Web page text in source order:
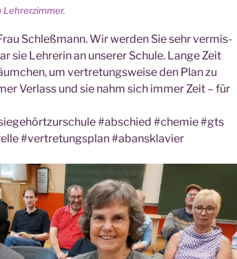
Lehrerzimmer.
Schleß­mann. Wir wer­den Sie sehr ver­mis­
sie Leh­re­rin an unse­rer Schu­le. Lan­ge Zeit
um ver­tre­tungs­wei­se den Plan zu
Ver­lass und sie nahm sich immer Zeit – für
#abschied #che­mie #gts
#ver­tre­tungs­plan #abans­kla­vier